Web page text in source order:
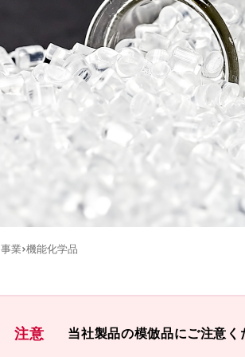
事業 機能化学品
注意 当社製品の模倣品にご注意く